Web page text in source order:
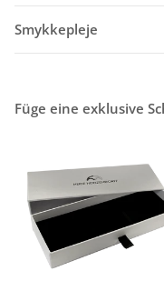
Smykkepleje
Füge eine exklusive